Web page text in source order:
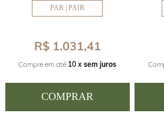
PAR | PAIR
R$ 1.031,41
Compre em até 10 x sem juros
COMPRAR